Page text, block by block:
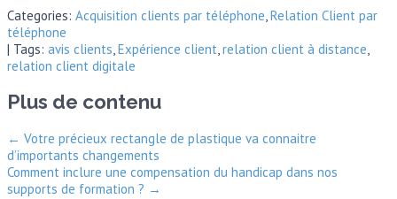
Categories: Acquisition clients par téléphone Relation Client par
téléphone
| Tags: avis clients Expérience client relation client à distance
relation client digitale
Plus de contenu
← Votre précieux rectangle de plastique va connaitre
d’importants changements
Comment inclure une compensation du handicap dans nos
supports de formation ? →